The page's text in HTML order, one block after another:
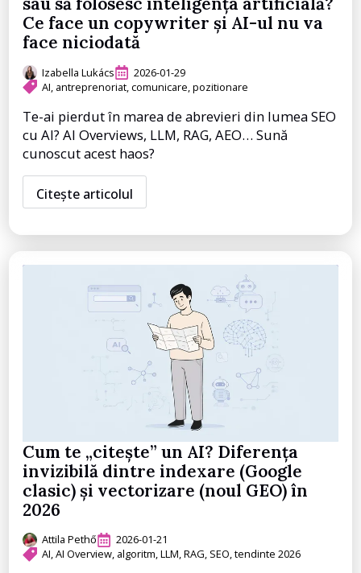
Ce face un copywriter și AI-ul nu va
face niciodată
Izabella Lukács
2026-01-29
AI antreprenoriat comunicare pozitionare
Te-ai pierdut în marea de abrevieri din lumea SEO
cu AI? AI Overviews, LLM, RAG, AEO… Sună
cunoscut acest haos?
Citește articolul
Cum te „citește” un AI? Diferența
invizibilă dintre indexare (Google
clasic) și vectorizare (noul GEO) în
2026
Attila Pethő
2026-01-21
AI AI Overview algoritm LLM RAG SEO tendinte 2026